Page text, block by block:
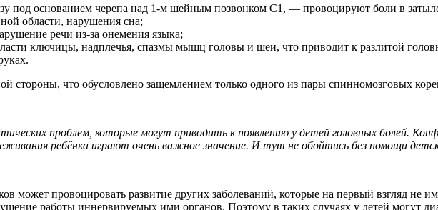
под основанием черепа над 1-м шейным позвонком С1, — провоцируют боли в
области, нарушения сна;
речи из-за онемения языка;
ключицы, надплечья, спазмы мышц головы и шеи, что приводит к разлитой
стороны, что обусловлено защемлением только одного из пары спинномозговых
проблем, которые могут приводить к появлению у детей головных болей.
ребёнка играют очень важное значение. И тут не обойтись без помощи
может провоцировать развитие других заболеваний, которые на первый взгляд не
работы иннервируемых ими органов. Поэтому в таких случаях у детей могут